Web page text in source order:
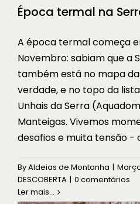
Época termal na
A época termal começa
Novembro: sabiam que a
também está no mapa
verdade, e no topo da
Unhais da Serra
Manteigas. Vivemos
desafios e muita tensão -
ByAldeias de Montanha |
DESCOBERTA | 0 comentários
Ler mais...
Montanha
À DESCOBERTA